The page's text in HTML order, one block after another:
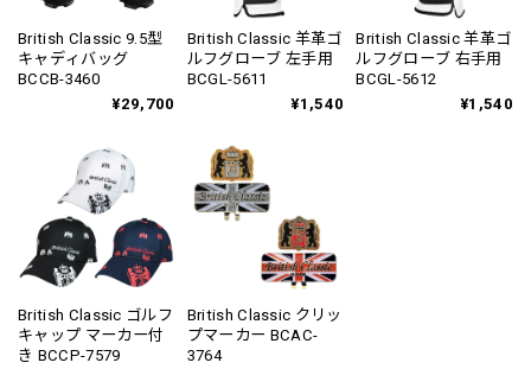
British Classic 9.5型
キャディバッグ
BCCB-3460
¥29,700
British Classic 羊革ゴ
ルフグローブ 左手用
BCGL-5611
¥1,540
British Classic 羊革ゴ
ルフグローブ 右手用
BCGL-5612
¥1,540
British Classic ゴルフ
キャップ マーカー付
き BCCP-7579
British Classic クリッ
プマーカー BCAC-
3764